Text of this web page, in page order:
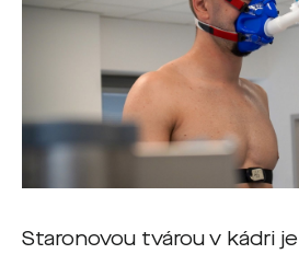
Staronovou tvárou v kádri je